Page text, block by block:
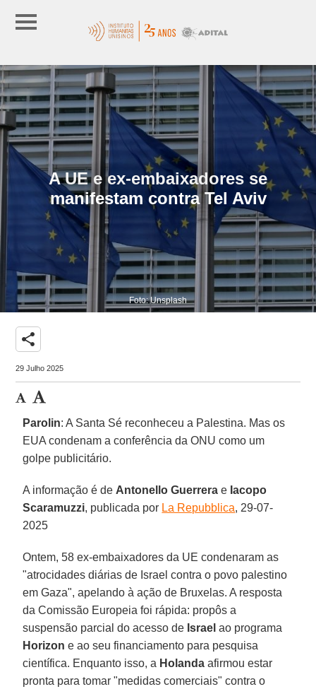
A UE e ex-embaixadores se
manifestam contra Tel Aviv
Foto: Unsplash
share
29 Julho 2025
Parolin: A Santa Sé reconheceu a Palestina. Mas os
EUA condenam a conferência da ONU como um
golpe publicitário.
A informação é de Antonello Guerrerae Iacopo
Scaramuzzi, publicada por La Repubblica, 29-07-
2025
Ontem, 58 ex-embaixadores da UE condenaram as
"atrocidades diárias de Israel contra o povo palestino
em Gaza", apelando à ação de Bruxelas. A resposta
da Comissão Europeia foi rápida: propôs a
suspensão parcial do acesso de Israel ao programa
Horizon e ao seu financiamento para pesquisa
científica. Enquanto isso, a Holanda afirmou estar
pronta para tomar "medidas comerciais" contra o